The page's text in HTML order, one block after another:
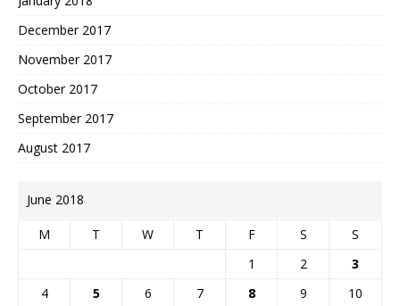
December 2017
November 2017
October 2017
September 2017
August 2017
June 2018
M T W T F S
S
1
2
3
4
5 6 7 8 9 10